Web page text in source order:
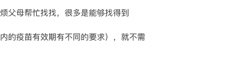
父母帮忙找找，很多是能够找得到
的疫苗有效期有不同的要求），就不需